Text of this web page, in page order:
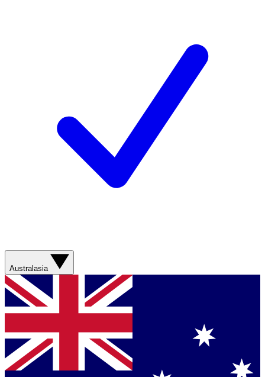
Australasia